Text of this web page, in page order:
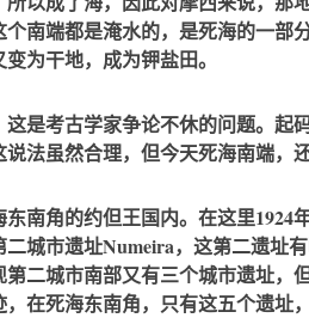
南端都是淹水的，是死海的一部
为干地，成为钾盐田。
是考古学家争论不休的问题。起
法虽然合理，但今天死海南端，
南角的约但王国内。在这里1924
二城市遗址Numeira，这第二遗址
二城市南部又有三个城市遗址，
在死海东南角，只有这五个遗址